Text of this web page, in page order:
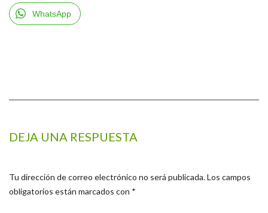
WhatsApp
DEJA UNA RESPUESTA
Tu dirección de correo electrónico no será publicada.Los campos
obligatorios están marcados con *